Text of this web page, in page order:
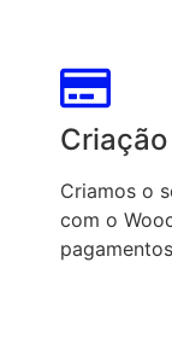
Criamos o
com o